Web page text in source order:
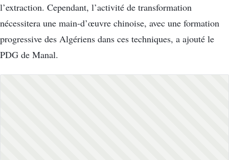
l’extraction. Cependant, l’activité de transformation
nécessitera une main-d’œuvre chinoise, avec une formation
progressive des Algériens dans ces techniques, a ajouté le
PDG de Manal.